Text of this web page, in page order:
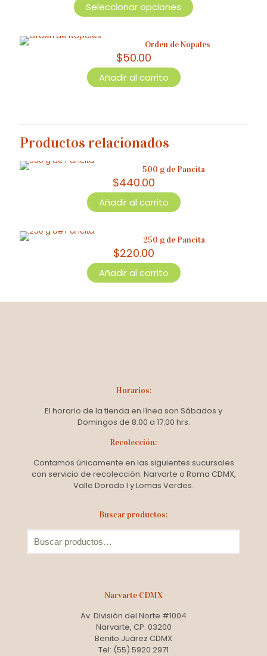
Seleccionar opciones
Este
tiene
opciones
página
de
Orden de Nopales
$50.00
Añadir al carrito
Productos relacionados
500 g de Pancita
$440.00
Añadir al carrito
250 g de Pancita
$220.00
Añadir al carrito
Horarios:
El horario de la tienda en línea son Sábados y
Domingos de 8:00 a 17:00 hrs.
Recolección:
Contamos únicamente en las siguientes sucursales
con servicio de recolección: Narvarte o Roma CDMX,
Valle Dorado I y Lomas Verdes.
Buscar productos:
Narvarte CDMX
Av. División del Norte #1004
Narvarte, CP. 03200
Benito Juárez CDMX
Tel: (55) 5920 2971